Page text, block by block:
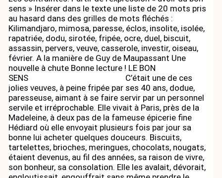
sens » Insérer dans le texte une liste de 20 mots pris
au hasard dans des grilles de mots fléchés :
Kilimandjaro, mimosa, paresse, éclos, insolite, isolée,
rapatriée, dodu, sirotée, fripée, ocre, duel, biscuit,
assassin, pervers, veuve, casserole, investir, oiseau,
février. A la manière de Guy de Maupassant Une
nouvelle à chute Bonne lecture ! LE BON
SENS C’était une de ces
jolies veuves, à peine fripée par ses 40 ans, dodue,
paresseuse, aimant à se faire servir par un personnel
servile et irréprochable. Elle vivait à Paris, près de la
Madeleine, à deux pas de la fameuse épicerie fine
Hédiard où elle envoyait plusieurs fois par jour sa
bonne lui acheter quelques douceurs. Biscuits,
tartelettes, brioches, meringues, chocolats, nougats,
étaient devenus, au fil des années, sa raison de vivre,
son bonheur, sa consolation. Elle les avalait, dévorait,